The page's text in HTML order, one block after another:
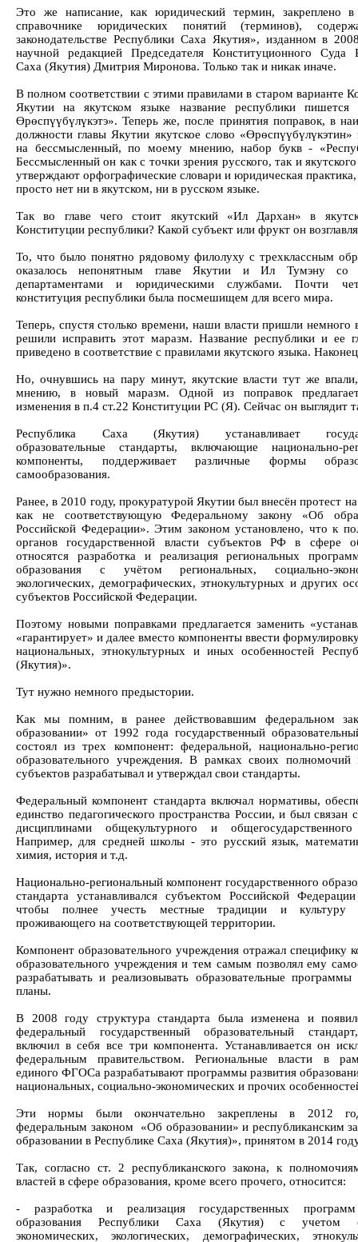
Это же написание, как юридический термин, закреплено в
справочнике юридических понятий (терминов),
законодательстве Республики Саха Якутия», изданном в
научной редакцией Председателя Конституционного Суда
Саха (Якутия) Дмитрия Миронова. Только так и никак иначе.
В полном соответствии с этими правилами в старом варианте
Якутии на якутском языке название республики пишется
Өрөспүүбүлүкэтэ». Теперь же, после принятия поправок, в
должности главы Якутии якутское слово «Өрөспүүбүлүкэтин»
на бессмысленный, по моему мнению, набор букв -
Бессмысленный он как с точки зрения русского, так и
утверждают орфографические словари и юридическая практика,
просто нет ни в якутском, ни в русском языке.
Так во главе чего стоит якутский «Ил Дархан» в
Конституции республики? Какой субъект или фрукт он
То, что было понятно рядовому филолуху с трехклассным
оказалось непонятным главе Якутии и Ил Тумэну со
департаментами и юридическими службами. Почти
конституция республики была посмешищем для всего мира.
Теперь, спустя столько времени, наши власти пришли немного
решили исправить этот маразм. Название республики и ее
приведено в соответствие с правилами якутского языка.
Но, очнувшись на пару минут, якутские власти тут же
мнению, в новый маразм. Одной из поправок
изменения в п.4 ст.22 Конституции РС (Я). Сейчас он выглядит
Республика Саха (Якутия) устанавливает
образовательные стандарты, включающие национально-
компоненты, поддерживает различные формы
самообразования.
Ранее, в 2010 году, прокуратурой Якутии был внесён протест
как не соответствующую Федеральному закону «Об
Российской Федерации». Этим законом установлено, что к
органов государственной власти субъектов РФ в сфере
относятся разработка и реализация региональных
образования с учётом региональных, социально-
экологических, демографических, этнокультурных и других
субъектов Российской Федерации.
Поэтому новыми поправками предлагается заменить
«гарантирует» и далее вместо компоненты ввести
национальных, этнокультурных и иных особенностей
(Якутия)».
Тут нужно немного предыстории.
Как мы помним, в ранее действовавшим федеральном
образовании» от 1992 года государственный
состоял из трех компонент: федеральной, национально-
образовательного учреждения. В рамках своих
субъектов разрабатывал и утверждал свои стандарты.
Федеральный компонент стандарта включал нормативы,
единство педагогического пространства России, и был связан
дисциплинами общекультурного и общегосударственного
Например, для средней школы - это русский язык,
химия, история и т.д.
Национально-региональный компонент государственного
стандарта устанавливался субъектом Российской
чтобы полнее учесть местные традиции и культуру
проживающего на соответствующей территории.
Компонент образовательного учреждения отражал специфику
образовательного учреждения и тем самым позволял ему
разрабатывать и реализовывать образовательные
планы.
В 2008 году структура стандарта была изменена и
федеральный государственный образовательный
включил в себя все три компонента. Устанавливается он
федеральным правительством. Региональные власти в
единого ФГОСа разрабатывают программы развития
национальных, социально-экономических и прочих
Эти нормы были окончательно закреплены в 2012
федеральным законом «Об образовании» и республиканским
образовании в Республике Саха (Якутия)», принятом в 2014
Так, согласно ст. 2 республиканского закона, к
властей в сфере образования, кроме всего прочего, относится:
- разработка и реализация государственных программ
образования Республики Саха (Якутия) с учетом
экономических, экологических, демографических,